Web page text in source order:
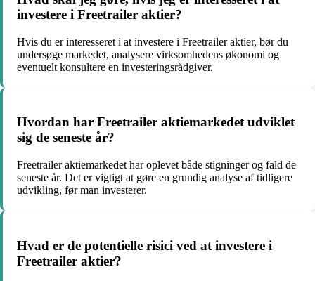
investere i Freetrailer aktier?
Hvis du er interesseret i at investere i Freetrailer aktier, bør du
undersøge markedet, analysere virksomhedens økonomi og
eventuelt konsultere en investeringsrådgiver.
Hvordan har Freetrailer aktiemarkedet udviklet
sig de seneste år?
Freetrailer aktiemarkedet har oplevet både stigninger og fald de
seneste år. Det er vigtigt at gøre en grundig analyse af tidligere
udvikling, før man investerer.
Hvad er de potentielle risici ved at investere i
Freetrailer aktier?